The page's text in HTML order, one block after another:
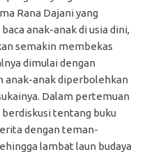
Rana Dajani yang
anak-anak di usia dini,
semakin membekas
dimulai dengan
anak-anak diperbolehkan
Dalam pertemuan
tentang buku
dengan teman-
lambat laun budaya